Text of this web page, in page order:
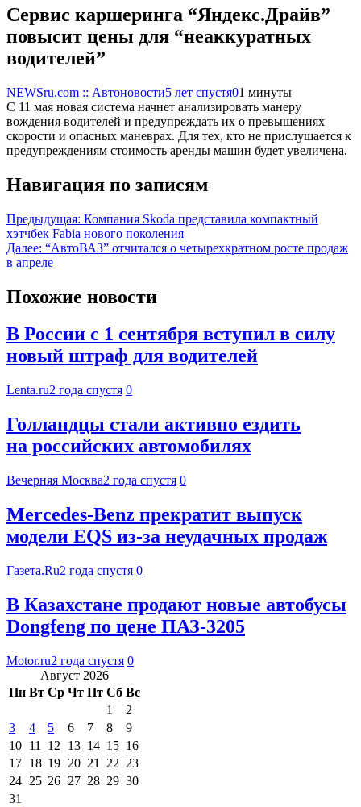
Сервис каршеринга “Яндекс.Драйв”
повысит цены для “неаккуратных
водителей”
NEWSru.com :: Автоновости5 лет спустя01 минуты
С 11 мая новая система начнет анализировать манеру
вождения водителей и предупреждать их о превышениях
скорости и опасных маневрах. Для тех, кто не прислушается к
предупреждениям стоимость аренды машин будет увеличена.
Навигация по записям
Предыдущая: Компания Skoda представила компактный
хэтчбек Fabia нового поколения
Далее: “АвтоВАЗ” отчитался о четырехкратном росте продаж
в апреле
Похожие новости
В России с 1 сентября вступил в силу
новый штраф для водителей
Lenta.ru2 года спустя 0
Голландцы стали активно ездить
на российских автомобилях
Вечерняя Москва2 года спустя 0
Mercedes-Benz прекратит выпуск
модели EQS из-за неудачных продаж
Газета.Ru2 года спустя 0
В Казахстане продают новые автобусы
Dongfeng по цене ПАЗ-3205
Motor.ru2 года спустя 0
Август 2026
Пн Вт Ср Чт Пт Сб Вс
1
2
3
4 5 6 7 8
9
10 11 12 13 14 15 16
17 18 19 20 21 22 23
24 25 26 27 28 29 30
31